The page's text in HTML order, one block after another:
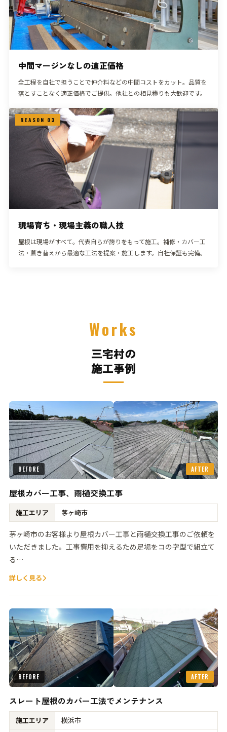
中間マージンなしの適正価格
全工程を自社で担うことで仲介料などの中間コストをカット。品質を
落とすことなく適正価格でご提供。他社との相見積りも大歓迎です。
REASON 03
現場育ち・現場主義の職人技
屋根は現場がすべて。代表自らが誇りをもって施工。補修・カバー工
法・葺き替えから最適な工法を提案・施工します。自社保証も完備。
Works
三宅村の
施工事例
BEFORE AFTER
屋根カバー工事、雨樋交換工事
施工エリア 茅ヶ崎市
茅ヶ崎市のお客様より屋根カバー工事と雨樋交換工事のご依頼を
いただきました。工事費用を抑えるため足場をコの字型で組立て
る…
詳しく見る
BEFORE AFTER
スレート屋根のカバー工法でメンテナンス
施工エリア
横浜市